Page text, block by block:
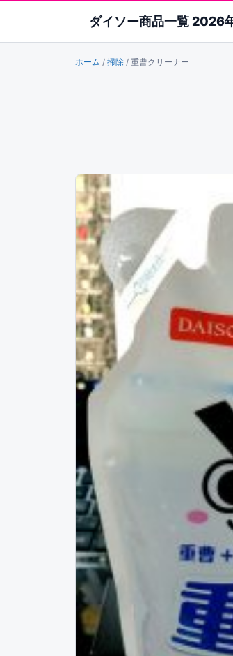
ダイソー商品一覧 2026
ホーム / 掃除 / 重曹クリーナー